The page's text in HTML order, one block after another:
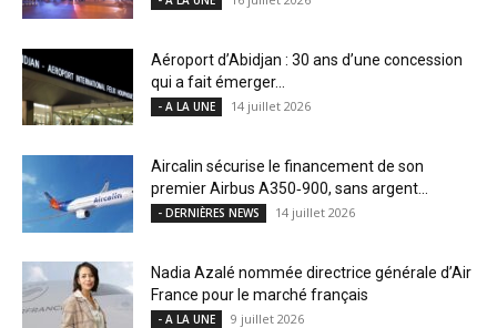
Aéroport d’Abidjan : 30 ans d’une concession
qui a fait émerger...
- A LA UNE 14 juillet 2026
Aircalin sécurise le financement de son
premier Airbus A350‑900, sans argent...
- DERNIÈRES NEWS 14 juillet 2026
Nadia Azalé nommée directrice générale d’Air
France pour le marché français
- A LA UNE 9 juillet 2026